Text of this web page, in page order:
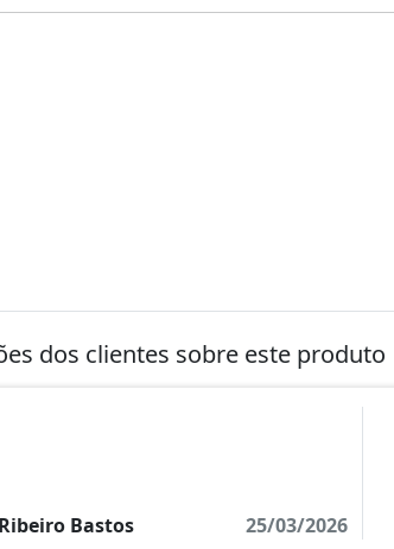
dos clientes sobre este produto
Bastos
25/03/2026